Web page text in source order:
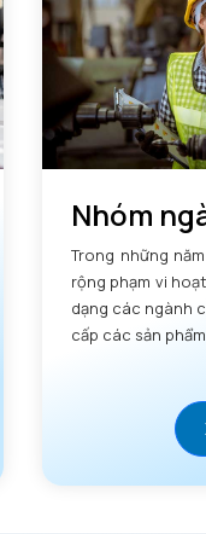
Nhóm
Trong những
rộng phạm vi hoạt động của mình để phục vụ đa
dạng các ngành công nghiệp. NTN cam kết cung
cấp các sản